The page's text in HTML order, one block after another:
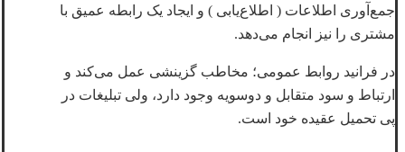
جمع‌آوری اطلاعات ( اطلاع‌یابی ) و ایجاد یک رابطه عمیق با
مشتری را نیز انجام می‌دهد.
در فرانید روابط عمومی؛ مخاطب‌ گزینشی‌ عمل‌ می‌کند و
ارتباط و سود متقابل‌ و دوسویه‌ وجود دارد، ولی تبلیغات‌ در
پی‌ تحمیل‌ عقیده‌‌ خود است‌.